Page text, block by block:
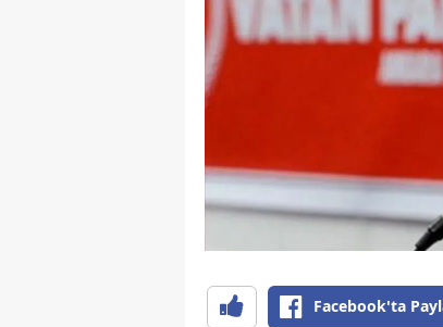
Facebook'ta